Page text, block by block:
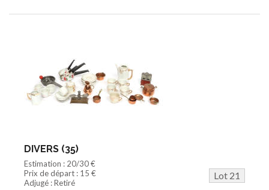
DIVERS (35)
Estimation : 20/30 €
Prix de départ : 15 €
Lot 21
Adjugé : Retiré